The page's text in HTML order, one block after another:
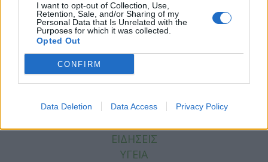
I want to opt-out of Collection, Use,
Retention, Sale, and/or Sharing of my
Personal Data that Is Unrelated with the
Purposes for which it was collected.
Opted Out
CONFIRM
Data Deletion Data Access Privacy Policy
Facebook
Twitter
Tags:ΕΠΙΛΟΧΕΙΑ ΚΑΤΑΘΛΙΨΗ,ΛΟΧΕΙΑ
ΕΙΔΗΣΕΙΣ
ΥΓΕΙΑ